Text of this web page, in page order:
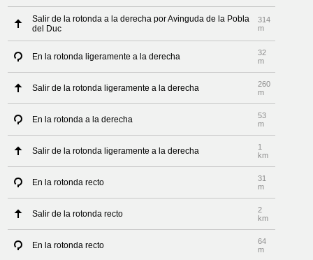
Salir de la rotonda a la derecha por Avinguda de la Pobla
del Duc
314
m
En la rotonda ligeramente a la derecha
32
m
Salir de la rotonda ligeramente a la derecha
260
m
En la rotonda a la derecha
53
m
Salir de la rotonda ligeramente a la derecha
1
km
En la rotonda recto
31
m
Salir de la rotonda recto
2
km
En la rotonda recto
64
m